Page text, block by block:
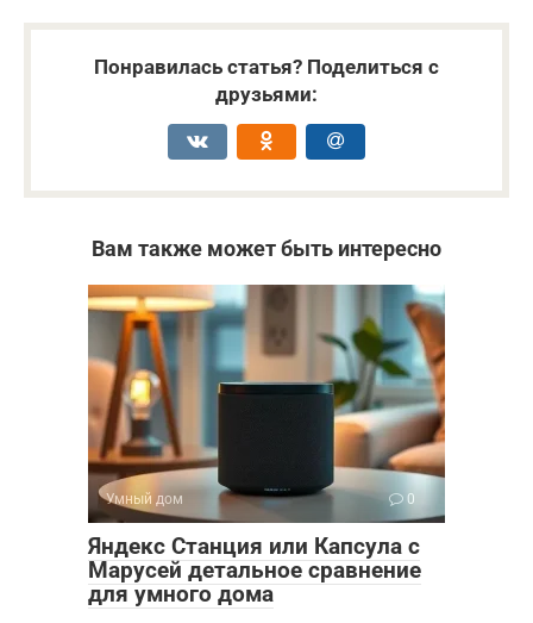
Понравилась статья? Поделиться с
друзьями:
Вам также может быть интересно
Умный дом 0
Яндекс Станция или Капсула с
Марусей детальное сравнение
для умного дома